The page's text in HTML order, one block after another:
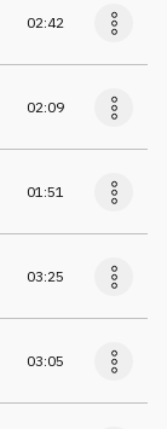
02:42
02:09
01:51
03:25
03:05